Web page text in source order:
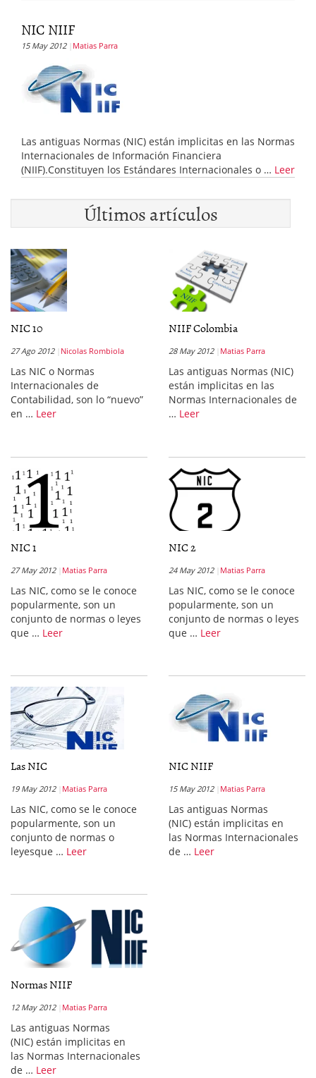
NIC NIIF
15 May 2012 Matias Parra
Las antiguas Normas (NIC) están implicitas en las Normas
Internacionales de Información Financiera
(NIIF).Constituyen los Estándares Internacionales o … Leer
Últimos artículos
NIC 10
27 Ago 2012 Nicolas Rombiola
Las NIC o Normas
Internacionales de
Contabilidad, son lo “nuevo”
en … Leer
NIIF Colombia
28 May 2012 Matias Parra
Las antiguas Normas (NIC)
están implicitas en las
Normas Internacionales de
… Leer
NIC 1
27 May 2012 Matias Parra
Las NIC, como se le conoce
popularmente, son un
conjunto de normas o leyes
que … Leer
NIC 2
24 May 2012 Matias Parra
Las NIC, como se le conoce
popularmente, son un
conjunto de normas o leyes
que … Leer
Las NIC
19 May 2012 Matias Parra
Las NIC, como se le conoce
popularmente, son un
conjunto de normas o
leyesque … Leer
NIC NIIF
15 May 2012 Matias Parra
Las antiguas Normas
(NIC) están implicitas en
las Normas Internacionales
de … Leer
Normas NIIF
12 May 2012 Matias Parra
Las antiguas Normas
(NIC) están implicitas en
las Normas Internacionales
de … Leer